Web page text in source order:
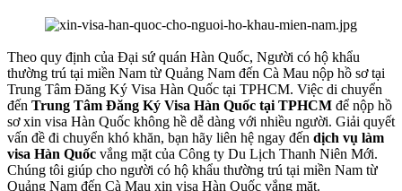
Theo quy định của Đại sứ quán Hàn Quốc, Người có hộ khẩu
thường trú tại miền Nam từ Quảng Nam đến Cà Mau nộp hồ sơ tại
Trung Tâm Đăng Ký Visa Hàn Quốc tại TPHCM. Việc di chuyển
đến Trung Tâm Đăng Ký Visa Hàn Quốc tại TPHCM để nộp hồ
sơ xin visa Hàn Quốc không hề dễ dàng với nhiều người. Giải quyết
vấn đề đi chuyển khó khăn, bạn hãy liên hệ ngay đến dịch vụ làm
visa Hàn Quốc vắng mặt của Công ty Du Lịch Thanh Niên Mới.
Chúng tôi giúp cho người có hộ khẩu thường trú tại miền Nam từ
Quảng Nam đến Cà Mau xin visa Hàn Quốc vắng mặt.